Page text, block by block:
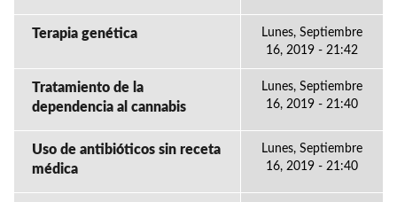
Terapia genética
Lunes, Septiembre
16, 2019 - 21:42
Tratamiento de la
dependencia al cannabis
Lunes, Septiembre
16, 2019 - 21:40
Uso de antibióticos sin receta
médica
Lunes, Septiembre
16, 2019 - 21:40